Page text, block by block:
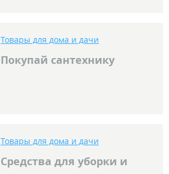
Товары для дома и дачи
Покупай сантехнику
Товары для дома и дачи
Средства для уборки и